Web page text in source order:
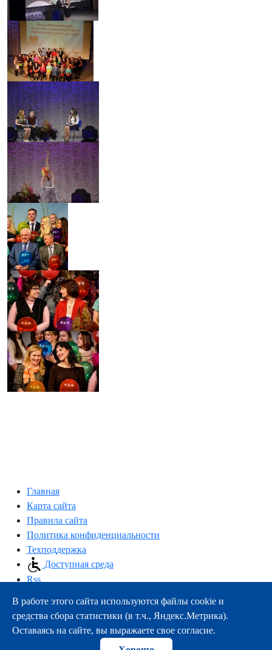
Главная
Карта сайта
Правила сайта
Политика конфиденциальности
Техподдержка
Доступная среда
Rss
163000, г.Архангельск, пр-т Троицкий, 51
тел.:+7 (8182) 21-11-63
e-mail:info@nsmu.ru
В работе этого сайта используются файлы cookie и
средства сбора статистики (в т.ч., Яндекс.Метрика).
Оставаясь на сайте, вы выражаете свое согласие.